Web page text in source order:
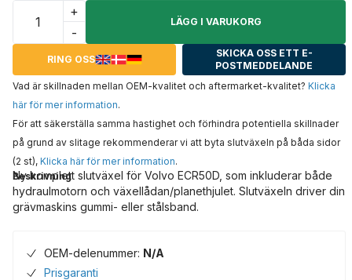
+
-
LÄGG I VARUKORG
RING OSS
SKICKA OSS ETT E-
POSTMEDDELANDE
Vad är skillnaden mellan OEM-kvalitet och aftermarket-kvalitet? Klicka
här för mer information.
För att säkerställa samma hastighet och förhindra potentiella skillnader
på grund av slitage rekommenderar vi att byta slutväxeln på båda sidor
(2 st), Klicka här för mer information.
Beskrivning
Ny komplett slutväxel för Volvo ECR50D, som inkluderar både
hydraulmotorn och växellådan/planethjulet. Slutväxeln driver din
grävmaskins gummi- eller stålsband.
OEM-delenummer: N/A
Prisgaranti